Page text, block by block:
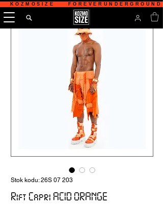
KOZMOSIZE    FOREVERUNDERGROUND
Stok kodu: 26S 07 203
Rift Capri ACID ORANGE